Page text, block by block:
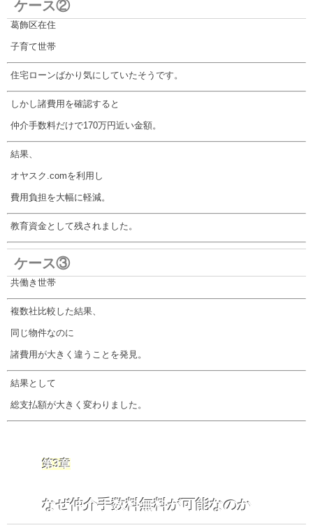
ケース②
葛飾区在住
子育て世帯
住宅ローンばかり気にしていたそうです。
しかし諸費用を確認すると
仲介手数料だけで170万円近い金額。
結果、
オヤスク.comを利用し
費用負担を大幅に軽減。
教育資金として残されました。
ケース③
共働き世帯
複数社比較した結果、
同じ物件なのに
諸費用が大きく違うことを発見。
結果として
総支払額が大きく変わりました。
第3章
なぜ仲介手数料無料が可能なのか